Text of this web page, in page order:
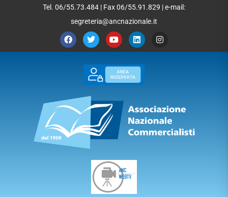
Tel. 06/55.73.484 | Fax 06/55.91.829 | e-mail:
segreteria@ancnazionale.it